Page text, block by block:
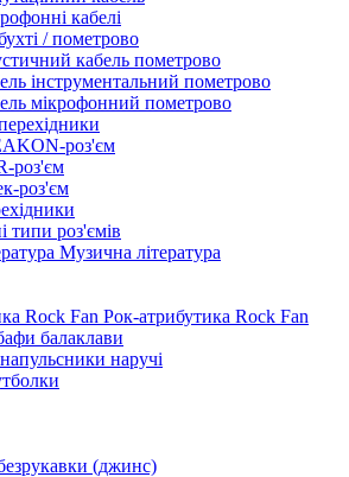
кабелі
/ пометрово
кабель пометрово
інструментальний пометрово
мікрофонний пометрово
роз'єм
роз'єм
роз'єм
типи роз'ємів
Музична література
Рок-атрибутика Rock Fan
балаклави
наручі
(джинс)